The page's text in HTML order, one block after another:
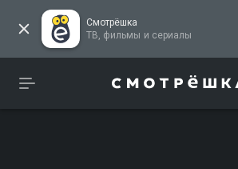
Смотрёшка
ТВ, фильмы и сериалы